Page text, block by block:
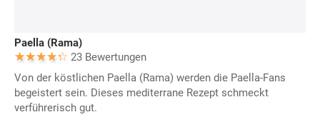
Paella (Rama)
23 Bewertungen
Von der köstlichen Paella (Rama) werden die Paella-Fans
begeistert sein. Dieses mediterrane Rezept schmeckt
verführerisch gut.